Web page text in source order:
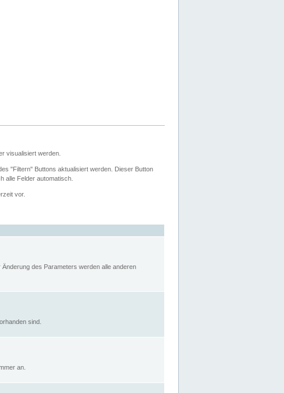
visualisiert werden.
"Filtern" Buttons aktualisiert werden. Dieser Button
alle Felder automatisch.
vor.
des Parameters werden alle anderen
sind.
an.